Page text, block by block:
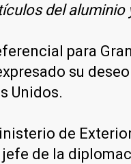
del aluminio
para
su
Unidos.
de
de la